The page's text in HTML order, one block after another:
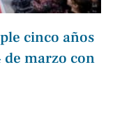
cinco años
de marzo con